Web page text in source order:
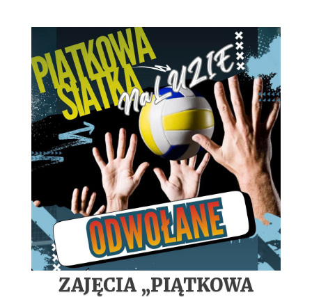
ZAJĘCIA „PIĄTKOWA